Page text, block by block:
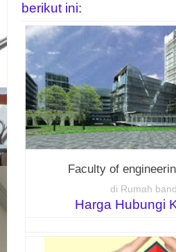
berikut ini:
Faculty of
di Rumah
Harga Hubungi